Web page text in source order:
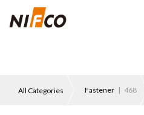
All Categories Fastener | 468